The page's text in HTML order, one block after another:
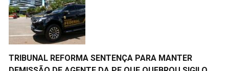
TRIBUNAL REFORMA SENTENÇA PARA MANTER